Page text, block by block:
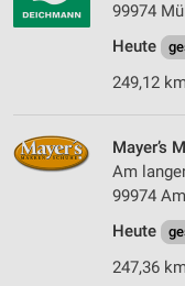
99974
Heute
249,12 km
Mayer’s
Am
99974
Heute
247,36 km